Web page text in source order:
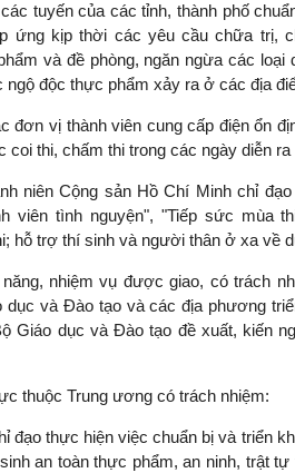
tuyến của các tỉnh, thành phố
ứng kịp thời các yêu cầu chữa trị,
và đề phòng, ngăn ngừa các loại
độc thực phẩm xảy ra ở các địa
đơn vị thành viên cung cấp điện ổn
thi, chấm thi trong các ngày diễn ra
niên Cộng sản Hồ Chí Minh chỉ
viên tình nguyện", "Tiếp sức mùa
hỗ trợ thí sinh và người thân ở xa về
nhiệm vụ được giao, có trách
dục và Đào tạo và các địa phương
Giáo dục và Đào tạo đề xuất, kiến
thuộc Trung ương có trách nhiệm:
đạo thực hiện việc chuẩn bị và triển
an toàn thực phẩm, an ninh, trật